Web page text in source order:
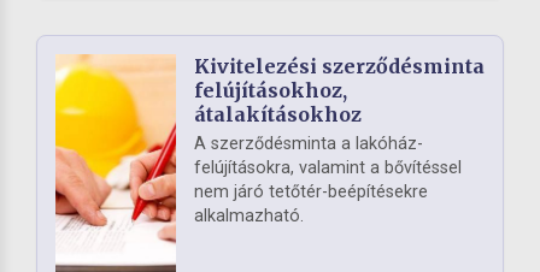
Kivitelezési szerződésminta
felújításokhoz,
átalakításokhoz
A szerződésminta a lakóház-
felújításokra, valamint a bővítéssel
nem járó tetőtér-beépítésekre
alkalmazható.